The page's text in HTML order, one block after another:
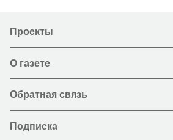
Проекты
О газете
Обратная связь
Подписка